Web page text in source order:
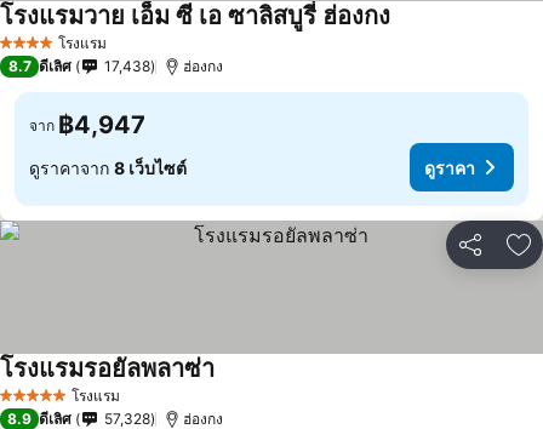
4 ดาว โรงแรม
โรงแรมวาย เอ็ม ซี เอ ซาลิสบูรี่ ฮ่องกง
8.7 ดีเลิศ 17,438 ฮ่องกง
จาก ฿4,947
ดูราคาจาก 8 เว็บไซต์ ดูราคา
แชร์ เ
5 ดาว โรงแรม
โรงแรมรอยัลพลาซ่า
8.9 ดีเลิศ 57,328 ฮ่องกง